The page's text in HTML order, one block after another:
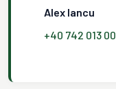
Alex Iancu
+40 742 013